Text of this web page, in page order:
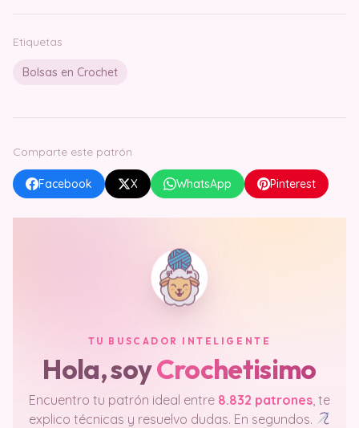
Etiquetas
Bolsas en Crochet
Comparte este patrón
Facebook X WhatsApp Pinterest
TU BUSCADOR INTELIGENTE
Hola, soyCrochetisimo
Encuentro tu patrón ideal entre 8.832 patrones , te
explico técnicas y resuelvo dudas. En segundos.